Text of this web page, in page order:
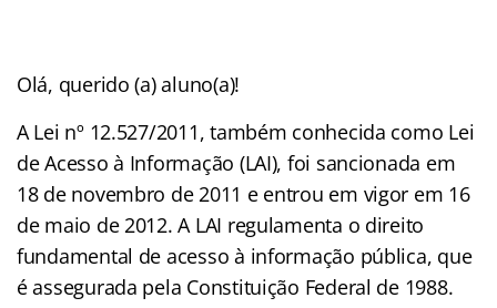
Olá, querido (a) aluno(a)!
A Lei nº 12.527/2011, também conhecida como Lei
de Acesso à Informação (LAI), foi sancionada em
18 de novembro de 2011 e entrou em vigor em 16
de maio de 2012. A LAI regulamenta o direito
fundamental de acesso à informação pública, que
é assegurada pela Constituição Federal de 1988.